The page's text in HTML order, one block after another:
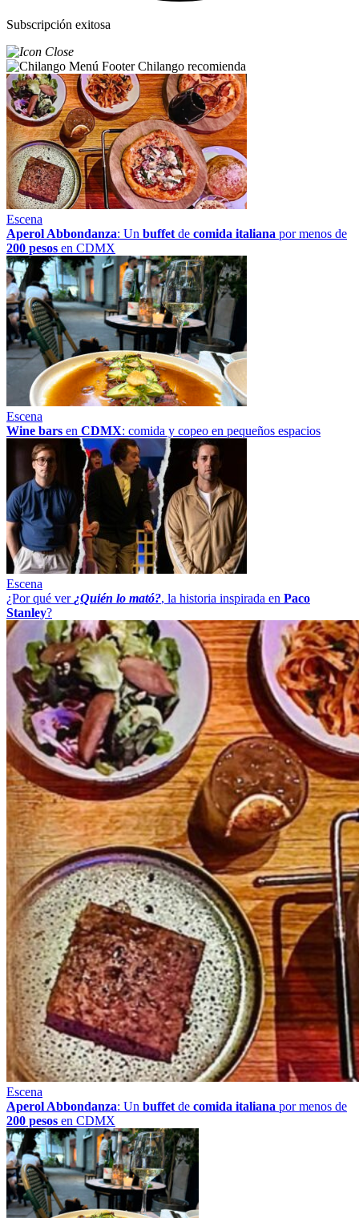
Subscripción exitosa
Chilango recomienda
Escena
Aperol Abbondanza: Un buffet de comida italiana por menos de
200 pesos en CDMX
Escena
Wine bars en CDMX: comida y copeo en pequeños espacios
Escena
¿Por qué ver ¿Quién lo mató?, la historia inspirada en Paco
Stanley?
Escena
Aperol Abbondanza: Un buffet de comida italiana por menos de
200 pesos en CDMX